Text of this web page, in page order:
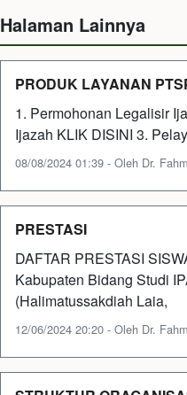
Halaman Lainnya
PRODUK LAYANAN
1. Permohonan Legalisir
Ijazah KLIK DISINI 3.
08/08/2024 01:39 - Oleh Dr.
PRESTASI
DAFTAR PRESTASI
Kabupaten Bidang Studi
(Halimatussakdiah Laia,
12/06/2024 20:20 - Oleh Dr.